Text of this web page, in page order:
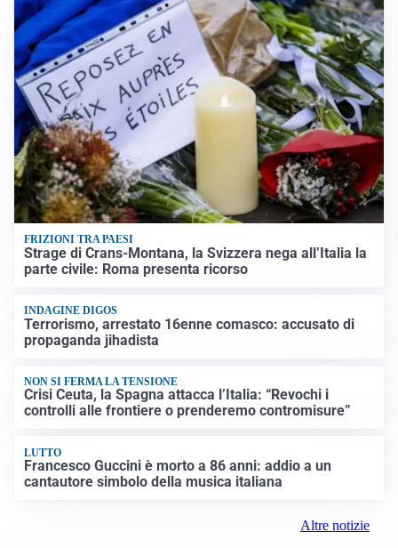
FRIZIONI TRA PAESI
Strage di Crans-Montana, la Svizzera nega all’Italia la
parte civile: Roma presenta ricorso
INDAGINE DIGOS
Terrorismo, arrestato 16enne comasco: accusato di
propaganda jihadista
NON SI FERMA LA TENSIONE
Crisi Ceuta, la Spagna attacca l’Italia: “Revochi i
controlli alle frontiere o prenderemo contromisure”
LUTTO
Francesco Guccini è morto a 86 anni: addio a un
cantautore simbolo della musica italiana
Altre notizie